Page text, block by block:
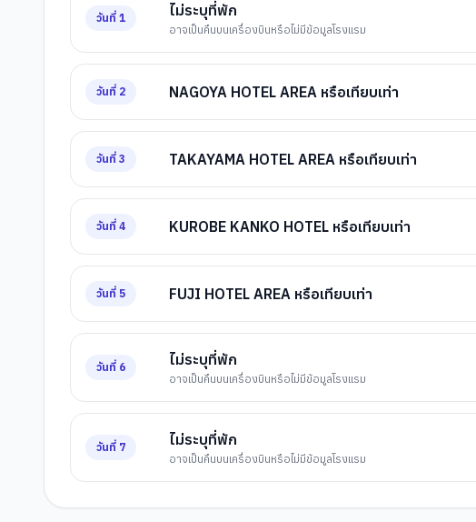
วันที่ 1 ไม่ระบุที่พัก
อาจเป็นคืนบนเครื่องบินหรือไม่มีข้อมูลโรงแรม
วันที่ 2 NAGOYA HOTEL AREA หรือเทียบเท่า
วันที่ 3 TAKAYAMA HOTEL AREA หรือเทียบเท่า
วันที่ 4 KUROBE KANKO HOTEL หรือเทียบเท่า
วันที่ 5 FUJI HOTEL AREA หรือเทียบเท่า
วันที่ 6 ไม่ระบุที่พัก
อาจเป็นคืนบนเครื่องบินหรือไม่มีข้อมูลโรงแรม
วันที่ 7 ไม่ระบุที่พัก
อาจเป็นคืนบนเครื่องบินหรือไม่มีข้อมูลโรงแรม